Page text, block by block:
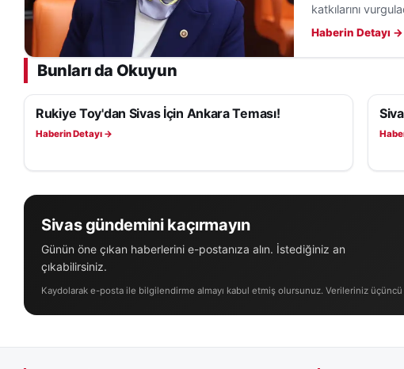
katkılarını
Haberin Detayı →
Bunları da Okuyun
SIYASET
Rukiye Toy'dan Sivas İçin Ankara Teması!
Haberin Detayı →
Sivas gündemini kaçırmayın
Günün öne çıkan haberlerini e-postanıza alın. İstediğiniz an
çıkabilirsiniz.
Kaydolarak e-posta ile bilgilendirme almayı kabul etmiş olursunuz. Verileriniz